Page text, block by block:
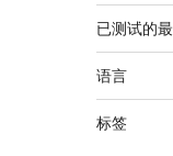
已测试的
语言
标签